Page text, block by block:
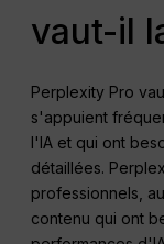
vaut-il
Perplexity Pro
s'appuient
l'IA et qui ont
détaillées.
professionnels,
contenu qui ont